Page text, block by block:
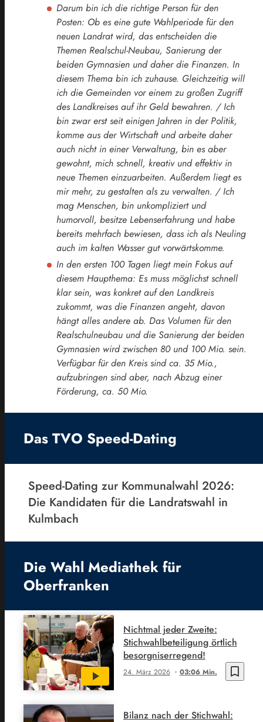
Darum bin ich die richtige Person für den
Posten: Ob es eine gute Wahlperiode für den
neuen Landrat wird, das entscheiden die
Themen Realschul-Neubau, Sanierung der
beiden Gymnasien und daher die Finanzen. In
diesem Thema bin ich zuhause. Gleichzeitig will
ich die Gemeinden vor einem zu großen Zugriff
des Landkreises auf ihr Geld bewahren. / Ich
bin zwar erst seit einigen Jahren in der Politik,
komme aus der Wirtschaft und arbeite daher
auch nicht in einer Verwaltung, bin es aber
gewohnt, mich schnell, kreativ und effektiv in
neue Themen einzuarbeiten. Außerdem liegt es
mir mehr, zu gestalten als zu verwalten. / Ich
mag Menschen, bin unkompliziert und
humorvoll, besitze Lebenserfahrung und habe
bereits mehrfach bewiesen, dass ich als Neuling
auch im kalten Wasser gut vorwärtskomme.
In den ersten 100 Tagen liegt mein Fokus auf
diesem Haupthema: Es muss möglichst schnell
klar sein, was konkret auf den Landkreis
zukommt, was die Finanzen angeht, davon
hängt alles andere ab. Das Volumen für den
Realschulneubau und die Sanierung der beiden
Gymnasien wird zwischen 80 und 100 Mio. sein.
Verfügbar für den Kreis sind ca. 35 Mio.,
aufzubringen sind aber, nach Abzug einer
Förderung, ca. 50 Mio.
Das TVO Speed-Dating
Speed-Dating zur Kommunalwahl 2026:
Die Kandidaten für die Landratswahl in
Kulmbach
Die Wahl Mediathek für
Oberfranken
bookmark_border
24. März 2026 03:06 Min.
Nichtmal jeder Zweite:
Stichwahlbeteiligung örtlich
besorgniserregend!
Bilanz nach der Stichwahl: